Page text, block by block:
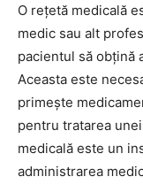
O rețetă medicală
medic sau alt
pacientul să obțină
Aceasta este
primește
pentru tratarea
medicală este un
administrarea